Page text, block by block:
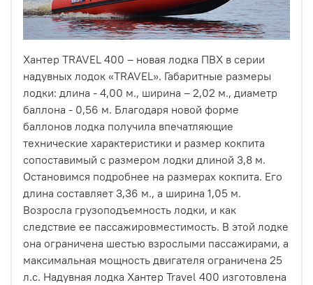
Хантер TRAVEL 400 – новая лодка ПВХ в серии
надувных лодок «TRAVEL». Габаритные размеры
лодки: длина - 4,00 м., ширина – 2,02 м., диаметр
баллона - 0,56 м. Благодаря новой форме
баллонов лодка получила впечатляющие
технические характеристики и размер кокпита
сопоставимый с размером лодки длиной 3,8 м.
Остановимся подробнее на размерах кокпита. Его
длина составляет 3,36 м., а ширина 1,05 м.
Возросла грузоподъемность лодки, и как
следствие ее пассажировместимость. В этой лодке
она ограничена шестью взрослыми пассажирами, а
максимальная мощность двигателя ограничена 25
л.с. Надувная лодка Хантер Travel 400 изготовлена